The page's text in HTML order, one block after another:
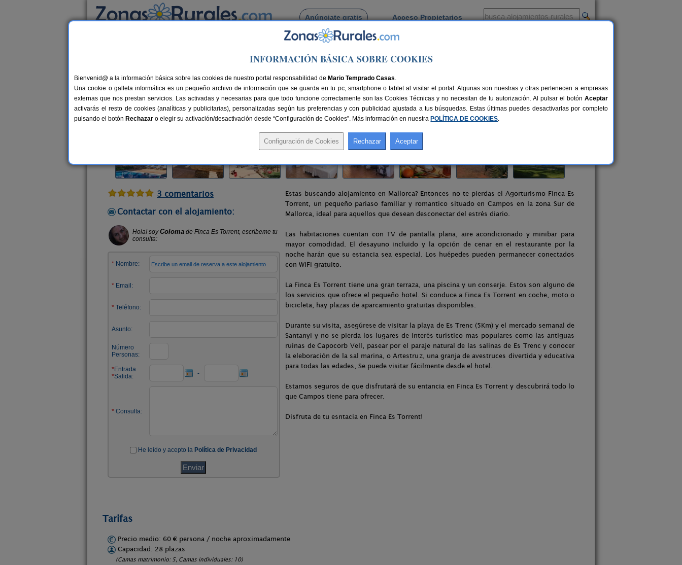
Anúnciate gratis Acceso Propietarios
Busca por pueblo
> Finca Es Torrent
Finca Es Torrent
Casa Rural en Campos (Mallorca)
Alquiler completo y por habitaciones 28 plazas 44 km de Palma Compartir:
3 comentarios
Contactar con el alojamiento:
Estas buscando alojamiento en Mallorca? Entonces no te pierdas el Agorturismo Finca Es
Torrent, un pequeño pariaso familiar y romantico situado en Campos en la zona Sur de
Mallorca, ideal para aquellos que desean desconectar del estrés diario.
Las habitaciones cuentan con TV de pantalla plana, aire acondicionado y minibar para
mayor comodidad. El desayuno incluido y la opción de cenar en el restaurante por la
noche harán que su estancia sea especial. Los huépedes pueden permanecer conectados
con WiFi gratuito.
La Finca Es Torrent tiene una gran terraza, una piscina y un conserje. Estos son alguno de
los servicios que ofrece el pequeño hotel. Si conduce a Finca Es Torrent en coche, moto o
bicicleta, hay plazas de aparcamiento gratuitas disponibles.
Durante su visita, asegúrese de visitar la playa de Es Trenc (5Km) y el mercado semanal de
Santanyi y no se pierda los lugares de interés turístico mas populares como las antiguas
ruinas de Capocorb Vell, pasear por el paraje natural de las salinas de Es Trenc y conocer
la eleboración de la sal marina, o Artestruz, una granja de avestruces divertida y educativa
para todas las edades, Se puede visitar fácilmente desde el hotel.
Estamos seguros de que disfrutará de su entancia en Finca Es Torrent y descubrirá todo lo
que Campos tiene para ofrecer.
Disfruta de tu esntacia en Finca Es Torrent!
Tarifas
Precio medio: 60 € persona / noche aproximadamente
Capacidad: 28 plazas
(Camas matrimonio: 5, Camas individuales: 10)
INFORMACIÓN BÁSICA SOBRE COOKIES
Bienvenid@ a la información básica sobre las cookies de nuestro portal responsabilidad de Mario Temprado Casas.
Una cookie o galleta informática es un pequeño archivo de información que se guarda en tu pc, smartphone o tablet al visitar el portal. Algunas son nuestras y otras pertenecen a empresas
externas que nos prestan servicios. Las activadas y necesarias para que todo funcione correctamente son las Cookies Técnicas y no necesitan de tu autorización. Al pulsar el botón Aceptar
activarás el resto de cookies (analíticas y publicitarias), personalizadas según tus preferencias y con publicidad ajustada a tus búsquedas. Estas últimas puedes desactivarlas por completo
pulsando el botón Rechazar o elegir su activación/desactivación desde “Configuración de Cookies”. Más información en nuestra POLÍTICA DE COOKIES.